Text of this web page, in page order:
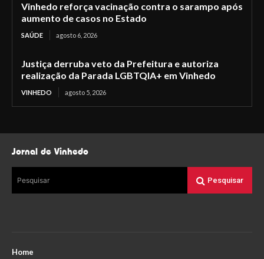
Vinhedo reforça vacinação contra o sarampo após
aumento de casos no Estado
SAÚDE agosto 6, 2026
Justiça derruba veto da Prefeitura e autoriza
realização da Parada LGBTQIA+ em Vinhedo
VINHEDO agosto 5, 2026
Jornal de Vinhedo
Pesquisar Pesquisar
Home